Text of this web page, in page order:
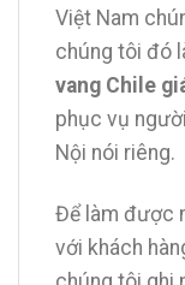
Việt Nam
chúng tôi đó
vang Chile
phục vụ
Nội nói riêng.
Để làm được
với khách